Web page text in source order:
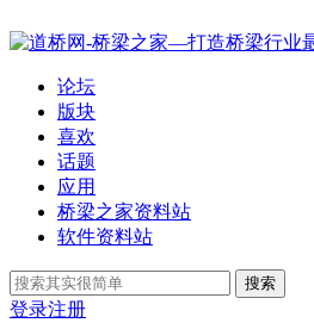
论坛
版块
喜欢
话题
应用
桥梁之家资料站
软件资料站
搜索
登录注册